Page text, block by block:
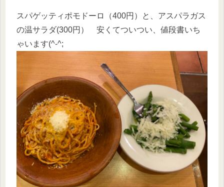
スパゲッティポモドーロ（400円）と、アスパラガス
の温サラダ(300円） 安くてついつい、値段書いち
ゃいます(^-^;